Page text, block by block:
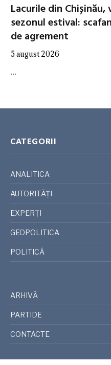
Lacurile din
sezonul estival:
de agrement
5 august 2026
…
CATEGORII
ANALITICA
AUTORITĂȚI
EXPERȚI
GEOPOLITICA
POLITICĂ
ARHIVĂ
PARTIDE
CONTACTE